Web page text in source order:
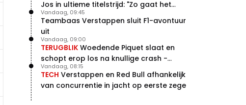
Jos in ultieme titelstrijd: "Zo gaat het
altijd!"
Teambaas Verstappen sluit F1-avontuur
uit
Vandaag, 09:45
TERUGBLIK Woedende Piquet slaat en
schopt erop los na knullige crash -
terugblik
Vandaag, 09:00
TECH Verstappen en Red Bull afhankelijk
van concurrentie in jacht op eerste zege
Vandaag, 08:15